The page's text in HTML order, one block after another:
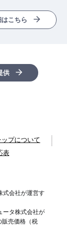
こちら
供
プについて
表
式会社が運営す
ータ株式会社が
販売価格（税